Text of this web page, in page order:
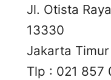
Jl. Otista
13330
Jakarta Timur
Tlp : 021 857